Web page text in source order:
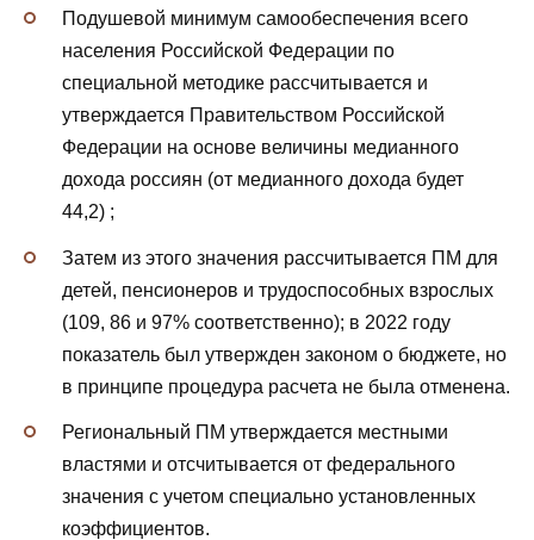
Подушевой минимум самообеспечения всего
населения Российской Федерации по
специальной методике рассчитывается и
утверждается Правительством Российской
Федерации на основе величины медианного
дохода россиян (от медианного дохода будет
44,2) ;
Затем из этого значения рассчитывается ПМ для
детей, пенсионеров и трудоспособных взрослых
(109, 86 и 97% соответственно); в 2022 году
показатель был утвержден законом о бюджете, но
в принципе процедура расчета не была отменена.
Региональный ПМ утверждается местными
властями и отсчитывается от федерального
значения с учетом специально установленных
коэффициентов.